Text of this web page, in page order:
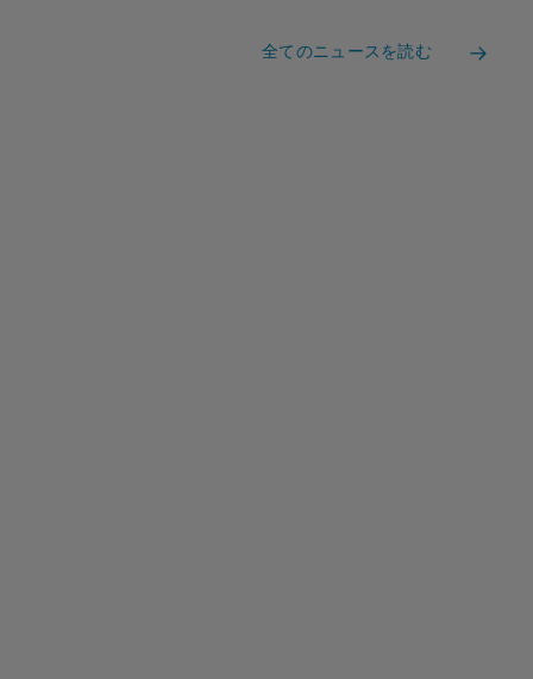
全てのニュースを読む